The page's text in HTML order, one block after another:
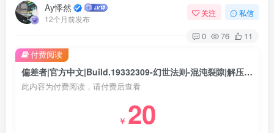
Ay悸然
12个月前发布
关注 私信
0 76 11
偏差者|官方中文|Build.19332309-幻世法则-混沌裂隙|解压即撸|
此内容为付费阅读，请付费后查看
￥ 20
付费阅读